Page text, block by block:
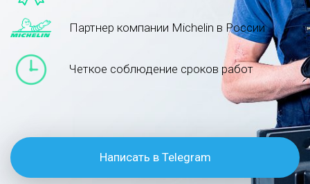
Партнер компании Michelin в России
Четкое соблюдение сроков работ
Написать в Telegram